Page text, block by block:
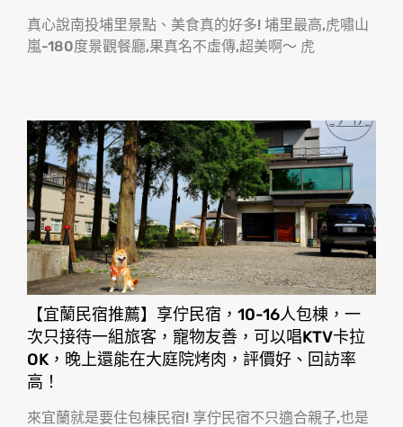
真心說南投埔里景點、美食真的好多! 埔里最高,虎嘯山
嵐-180度景觀餐廳,果真名不虛傳,超美啊〜 虎
【宜蘭民宿推薦】享佇民宿，10-16人包棟，一
次只接待一組旅客，寵物友善，可以唱KTV卡拉
OK，晚上還能在大庭院烤肉，評價好、回訪率
高！
來宜蘭就是要住包棟民宿! 享佇民宿不只適合親子,也是